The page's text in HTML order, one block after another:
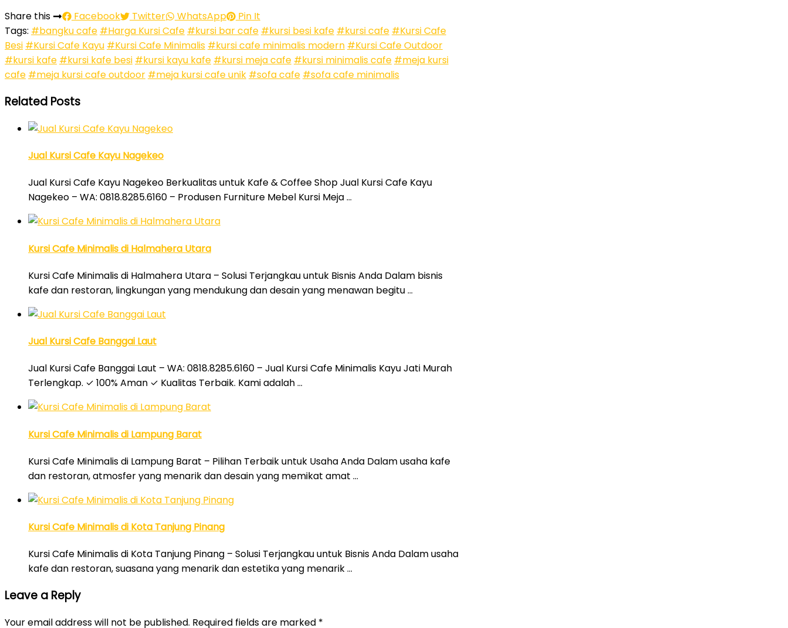
Share this
Facebook Twitter WhatsApp
Pin It
Tags: #bangku cafe #Harga Kursi Cafe #kursi bar cafe #kursi besi kafe #kursi cafe #Kursi Cafe
Besi #Kursi Cafe Kayu #Kursi Cafe Minimalis #kursi cafe minimalis modern #Kursi Cafe Outdoor
#kursi kafe #kursi kafe besi #kursi kayu kafe #kursi meja cafe #kursi minimalis cafe #meja kursi
cafe #meja kursi cafe outdoor #meja kursi cafe unik #sofa cafe #sofa cafe minimalis
Related Posts
Jual Kursi Cafe Kayu Nagekeo
Jual Kursi Cafe Kayu Nagekeo Berkualitas untuk Kafe & Coffee Shop Jual Kursi Cafe Kayu
Nagekeo – WA: 0818.8285.6160 – Produsen Furniture Mebel Kursi Meja …
Kursi Cafe Minimalis di Halmahera Utara
Kursi Cafe Minimalis di Halmahera Utara – Solusi Terjangkau untuk Bisnis Anda Dalam bisnis
kafe dan restoran, lingkungan yang mendukung dan desain yang menawan begitu …
Jual Kursi Cafe Banggai Laut
Jual Kursi Cafe Banggai Laut – WA: 0818.8285.6160 – Jual Kursi Cafe Minimalis Kayu Jati Murah
Terlengkap. ✓ 100% Aman ✓ Kualitas Terbaik. Kami adalah …
Kursi Cafe Minimalis di Lampung Barat
Kursi Cafe Minimalis di Lampung Barat – Pilihan Terbaik untuk Usaha Anda Dalam usaha kafe
dan restoran, atmosfer yang menarik dan desain yang memikat amat …
Kursi Cafe Minimalis di Kota Tanjung Pinang
Kursi Cafe Minimalis di Kota Tanjung Pinang – Solusi Terjangkau untuk Bisnis Anda Dalam usaha
kafe dan restoran, suasana yang menarik dan estetika yang menarik …
Leave a Reply
Your email address will not be published. Required fields are marked *